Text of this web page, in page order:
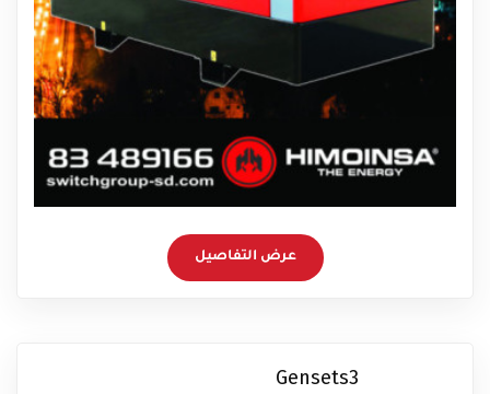
عرض التفاصيل
Gensets3